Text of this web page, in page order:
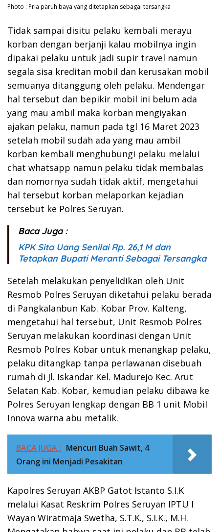
Photo : Pria paruh baya yang ditetapkan sebagai tersangka
Tidak sampai disitu pelaku kembali merayu
korban dengan berjanji kalau mobilnya ingin
dipakai pelaku untuk jadi supir travel namun
segala sisa kreditan mobil dan kerusakan mobil
semuanya ditanggung oleh pelaku. Mendengar
hal tersebut dan bepikir mobil ini belum ada
yang mau ambil maka korban mengiyakan
ajakan pelaku, namun pada tgl 16 Maret 2023
setelah mobil sudah ada yang mau ambil
korban kembali menghubungi pelaku melalui
chat whatsapp namun pelaku tidak membalas
dan nomornya sudah tidak aktif, mengetahui
hal tersebut korban melaporkan kejadian
tersebut ke Polres Seruyan.
Baca Juga :
KPK Sita Uang Senilai Rp. 26,1 M dan
Tetapkan Bupati Meranti Sebagai Tersangka
Setelah melakukan penyelidikan oleh Unit
Resmob Polres Seruyan diketahui pelaku berada
di Pangkalanbun Kab. Kobar Prov. Kalteng,
mengetahui hal tersebut, Unit Resmob Polres
Seruyan melakukan koordinasi dengan Unit
Resmob Polres Kobar untuk menangkap pelaku,
pelaku ditangkap tanpa perlawanan disebuah
rumah di Jl. Iskandar Kel. Madurejo Kec. Arut
Selatan Kab. Kobar, kemudian pelaku dibawa ke
Polres Seruyan lengkap dengan BB 1 unit Mobil
Innova warna abu metalik.
BACA JUGA : Mencuri Buah Sawit, 4
Orang ini Menjadi Pesakitan
Kapolres Seruyan AKBP Gatot Istanto S.I.K
melalui Kasat Reskrim Polres Seruyan IPTU I
Wayan Wiratmaja Swetha, S.T.K., S.I.K., M.H.